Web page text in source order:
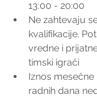
13:00 - 20:00
Ne zahtevaju
kvalifikacije.
vredne i
timski igrači
Iznos
radnih dana